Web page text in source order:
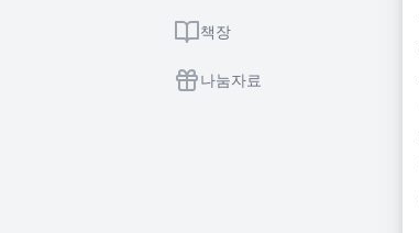
책장
나눔자료